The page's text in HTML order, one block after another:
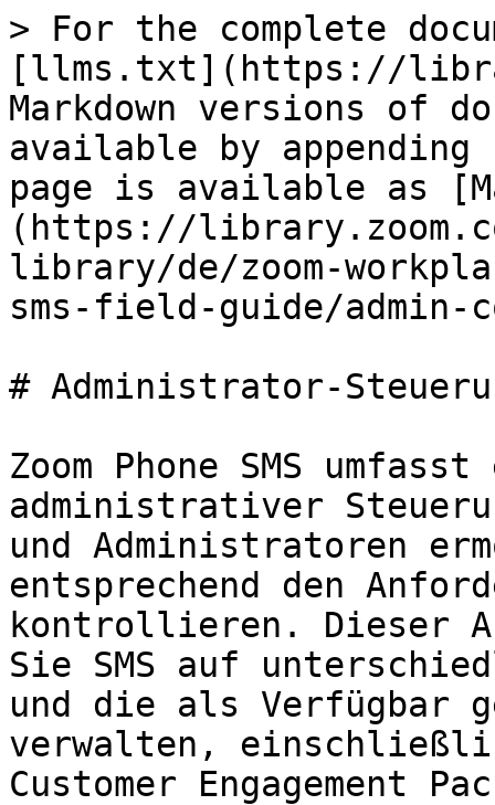
> For the complete
[llms.txt](https://
Markdown versions of
available by
page is available as
(https://
library/de/zoom-
sms-field-guide/admin-
# Administrator-
Zoom Phone SMS
administrativer
und Administratoren
entsprechend den
kontrollieren. Dieser
Sie SMS auf
und die als Verfügbar
verwalten,
Customer Engagement